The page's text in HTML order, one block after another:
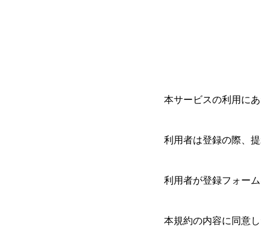
本サービスの利用に
利用者は登録の際、
利用者が登録フォー
本規約の内容に同意し